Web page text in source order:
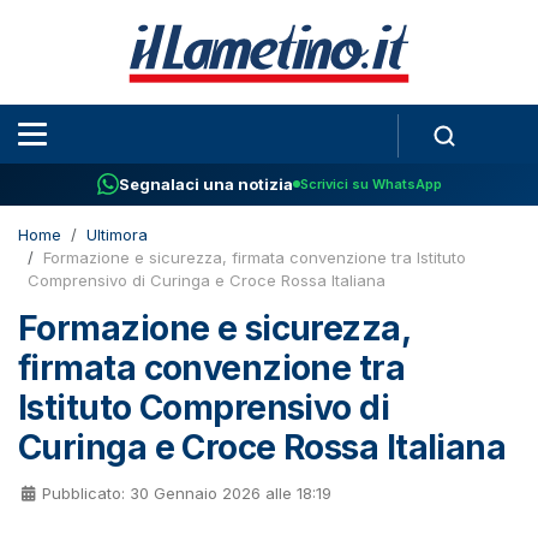
Segnalaci una notizia Scrivici su WhatsApp
Home
Ultimora
Formazione e sicurezza, firmata convenzione tra Istituto
Comprensivo di Curinga e Croce Rossa Italiana
Formazione e sicurezza,
firmata convenzione tra
Istituto Comprensivo di
Curinga e Croce Rossa Italiana
Pubblicato: 30 Gennaio 2026 alle 18:19